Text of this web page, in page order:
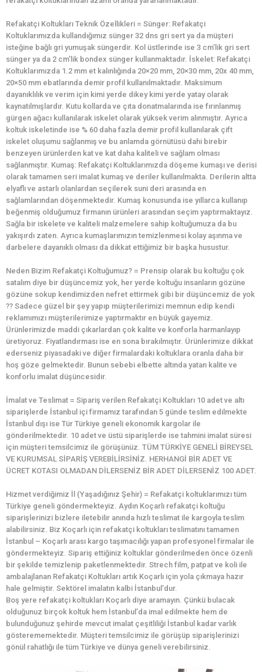
Refakatçi Koltukları Teknik Özellikleri = Sünger: Refakatçi
Koltuklarımızda kullandığımız sünger 32 dns gri sert ya da müşteri
isteğine bağlı gri yumuşak süngerdir. Kol üstlerinde ise 3 cm’lik gri sert
sünger ya da 2 cm’lik bondex sünger kullanmaktadır. İskelet: Refakatçi
Koltuklarımızda 1.2 mm et kalınlığında 20×20 mm, 20×30 mm, 20x 40 mm,
20×50 mm ebatlarında demir profil kullanılmaktadır. Maksimum
dayanıklılık ve verim için kimi yerde dikey kimi yerde yatay olarak
kaynatılmışlardır. Kutu kollarda ve çıta donatmalarında ise fırınlanmış
gürgen ağacı kullanılarak iskelet olarak yüksek verim alınmıştır. Ayrıca
koltuk iskeletinde ise % 60 daha fazla demir profil kullanılarak çift
iskelet oluşumu sağlanmış ve bu anlamda görnütüsü dahi birebir
benzeyen ürünlerden kat ve kat daha kaliteli ve sağlam olması
sağlanmıştır. Kumaş: Refakatçi Koltuklarımızda döşeme kumaşı ve derisi
olarak tamamen seri imalat kumaş ve deriler kullanılmakta. Derilerin altta
elyaflı ve astarlı olanlardan seçilerek suni deri arasında en
sağlamlarından döşenmektedir. Kumaş konusunda ise yıllarca kullanıp
beğenmiş olduğumuz firmanın ürünleri arasından seçim yaptırmaktayız.
Sağla bir iskelete ve kaliteli malzemelere sahip koltuğumuza da bu
yakışırdı zaten. Ayrıca kumaşlarımızın temizlenmesi kolay aşınma ve
darbelere dayanıklı olması da dikkat ettiğimiz bir başka husustur.
Neden Bizim Refakatçi Koltuğumuz? = Prensip olarak bu koltuğu çok
satalım diye bir düşüncemiz yok, her yerde koltuğu insanların gözüne
gözüne sokup kendimizden nefret ettirmek gibi bir düşüncemiz de yok
?? Sadece güzel bir şey yapıp müşterilerimizi memnun edip kendi
reklamımızı müşterilerimize yaptırmaktır en büyük gayemiz.
Ürünlerimizde maddi çıkarlardan çok kalite ve konforla harmanlayıp
üretiyoruz. Fiyatlandırması ise en sona bırakılmıştır. Ürünlerimize dikkat
ederseniz piyasadaki ve diğer firmalardaki koltuklara oranla daha bir
hoş göze gelmektedir. Bunun sebebi elbette altında yatan kalite ve
konforlu imalat düşüncesidir.
İmalat ve Teslimat = Sipariş verilen Refakatçi Koltukları 10 adet ve altı
siparişlerde İstanbul içi firmamız tarafından 5 günde teslim edilmekte
İstanbul dışı ise Tür Türkiye geneli ekonomik kargolar ile
gönderilmektedir. 10 adet ve üstü siparişlerde ise tahmini imalat süresi
için müşteri temsilcimiz ile görüşünüz. TÜM TÜRKİYE GENELİ BİREYSEL
VE KURUMSAL SİPARİŞ VEREBİLİRSİNİZ. HERHANGİ BİR ADET VE
ÜCRET KOTASI OLMADAN DİLERSENİZ BİR ADET DİLERSENİZ 100 ADET.
Hizmet verdiğimiz İl (Yaşadığınız Şehir) = Refakatçi koltuklarımızı tüm
Türkiye geneli göndermekteyiz. Aydın Koçarlı refakatçi koltuğu
siparişlerinizi bizlere iletebilir anında hızlı teslimat ile kargoyla teslim
alabilirsiniz. Biz Koçarlı için refakatçi koltukları teslimatını tamamen
İstanbul – Koçarlı arası kargo taşımacılığı yapan profesyonel firmalar ile
göndermekteyiz. Sipariş ettiğiniz koltuklar gönderilmeden önce özenli
bir şekilde temizlenip paketlenmektedir. Strech film, patpat ve koli ile
ambalajlanan Refakatçi Koltukları artık Koçarlı için yola çıkmaya hazır
hale gelmiştir. Sektörel imalatın kalbi İstanbul’dur.
Boş yere refakatçi koltukları Koçarlı diye aramayın. Çünkü bulacak
olduğunuz birçok koltuk hem İstanbul’da imal edilmekte hem de
bulunduğunuz şehirde mevcut imalat çeşitliliği İstanbul kadar varlık
gösterememektedir. Müşteri temsilcimiz ile görüşüp siparişlerinizi
gönül rahatlığı ile tüm Türkiye ve dünya geneli verebilirsiniz.